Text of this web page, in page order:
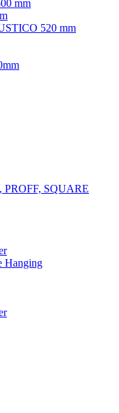
mm
520 mm
PROFF, SQUARE
Hanging